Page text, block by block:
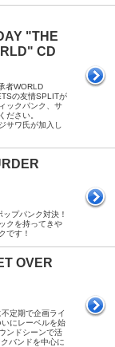
"THE
CD
者WORLD
の友情SPLITが
ックパンク、サ
ださい。
サワ氏が加入し
プパンク対決！
クを持ってきや
です！
OVER
定期で企画ライ
にレーベルを始
ンドシーンで活
バンドを中心に